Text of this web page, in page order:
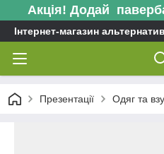
Акція! Додай
Інтернет-магазин
Презентації Одяг та